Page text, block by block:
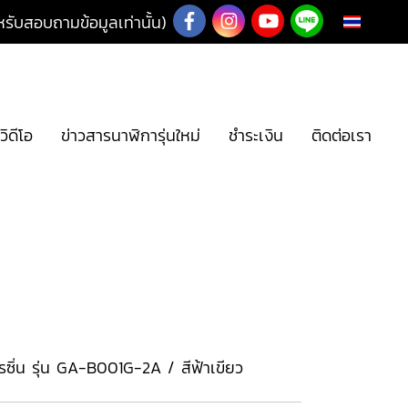
บสอบถามข้อมูลเท่านั้น)
วิดีโอ ข่าวสารนาฬิการุ่นใหม่ ชำระเงิน ติดต่อเรา
ซิ่น รุ่น GA-B001G-2A / สีฟ้าเขียว